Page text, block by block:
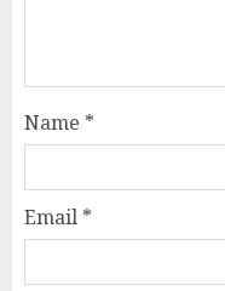
Name *
Email *